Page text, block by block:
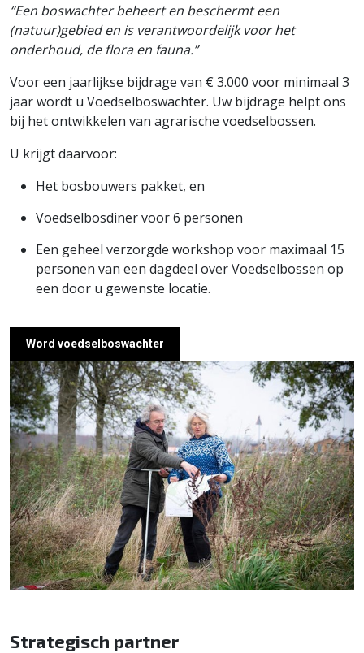
“Een boswachter beheert en beschermt een
(natuur)gebied en is verantwoordelijk voor het
onderhoud, de flora en fauna.”
Voor een jaarlijkse bijdrage van € 3.000 voor minimaal 3
jaar wordt u Voedselboswachter. Uw bijdrage helpt ons
bij het ontwikkelen van agrarische voedselbossen.
U krijgt daarvoor:
Het bosbouwers pakket, en
Voedselbosdiner voor 6 personen
Een geheel verzorgde workshop voor maximaal 15
personen van een dagdeel over Voedselbossen op
een door u gewenste locatie.
Word voedselboswachter
Strategisch partner